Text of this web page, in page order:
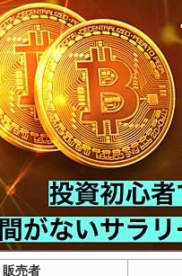
販売者